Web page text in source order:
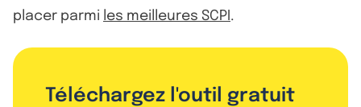
placer parmi les meilleures SCPI .
Téléchargez l'outil gratuit